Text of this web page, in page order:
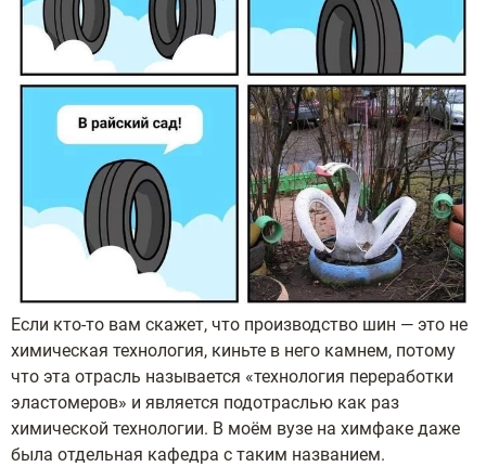
Если кто-то вам скажет, что производство шин — это не
химическая технология, киньте в него камнем, потому
что эта отрасль называется «технология переработки
эластомеров» и является подотраслью как раз
химической технологии. В моём вузе на химфаке даже
была отдельная кафедра с таким названием.